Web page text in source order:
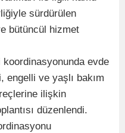
sürdürülen
bütüncül hizmet
evde
engelli ve yaşlı bakım
ilişkin
düzenlendi.